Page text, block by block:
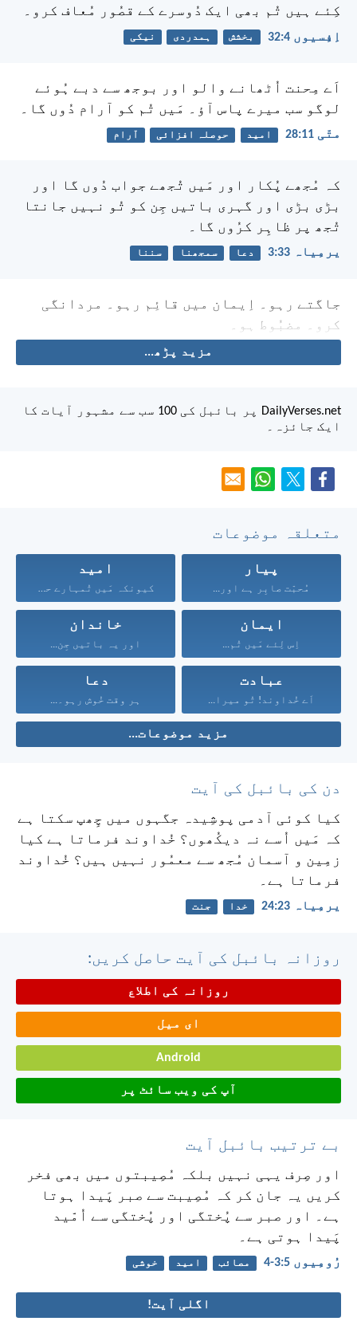
کِئے ہیں تُم بھی ایک دُوسرے کے قصُور مُعاف کرو۔
اِفِسیوں 4:‏32 بخشش ہمدردی نیکی
اَے مِحنت اُٹھانے والو اور بوجھ سے دبے ہُوئے
لوگو سب میرے پاس آؤ۔ مَیں تُم کو آرام دُوں گا۔
متّی 11:‏28 امید حوصلہ افزائی آرام
کہ مُجھے پُکار اور مَیں تُجھے جواب دُوں گا اور
بڑی بڑی اور گہری باتیں جِن کو تُو نہیں جانتا
تُجھ پر ظاہِر کرُوں گا۔
یرمِیاہ 33:‏3 دعا سمجھنا سننا
جاگتے رہو۔ اِیمان میں قائِم رہو۔ مردانگی
کرو۔ مضبُوط ہو۔
مزید پڑھ...
DailyVerses.net پر بائبل کی 100 سب سے مشہور آیات کا
ایک جائزہ۔
متعلقہ موضوعات
پیار
مُحبّت صابِر ہے اور...
امید
کیونکہ مَیں تُمہارے حق...
ایمان
اِس لِئے مَیں تُم...
خاندان
اور یہ باتیں جِن...
عبادت
اَے خُداوند! تُو میرا...
دعا
ہر وقت خُوش رہو۔...
مزید موضوعات...
دن کی بائبل کی آیت
کیا کوئی آدمی پوشِیدہ جگہوں میں چِھپ سکتا ہے
کہ مَیں اُسے نہ دیکُھوں؟ خُداوند فرماتا ہے کیا
زمِین و آسمان مُجھ سے معمُور نہیں ہیں؟ خُداوند
فرماتا ہے۔
یرمِیاہ 23:‏24 خدا جنت
روزانہ بائبل کی آیت حاصل کریں:
روزانہ کی اطلاع
ای میل
Android
آپ کی ویب سائٹ پر
بے ترتیب بائبل آیت
اور صِرف یہی نہیں بلکہ مُصِیبتوں میں بھی فخر
کریں یہ جان کر کہ مُصِیبت سے صبر پَیدا ہوتا
ہے۔ اور صبر سے پُختگی اور پُختگی سے اُمّید
پَیدا ہوتی ہے۔
رُومِیوں 5:‏3-‏4 مصائب امید خوشی
اگلی آیت!